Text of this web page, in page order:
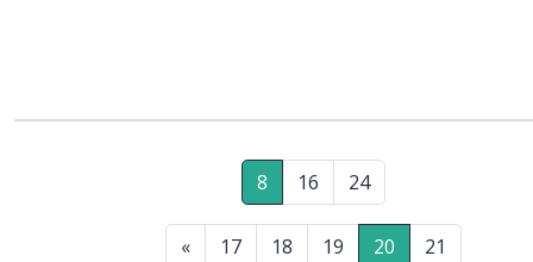
8 16 24
« 17 18 19 20 21